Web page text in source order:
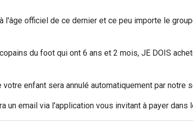
officiel de ce dernier et ce peu importe le
du foot qui ont 6 ans et 2 mois, JE DOIS
enfant sera annulé automatiquement par notre
un email via l'application vous invitant à payer